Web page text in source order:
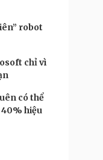
robot
chỉ vì
có thể
hiệu